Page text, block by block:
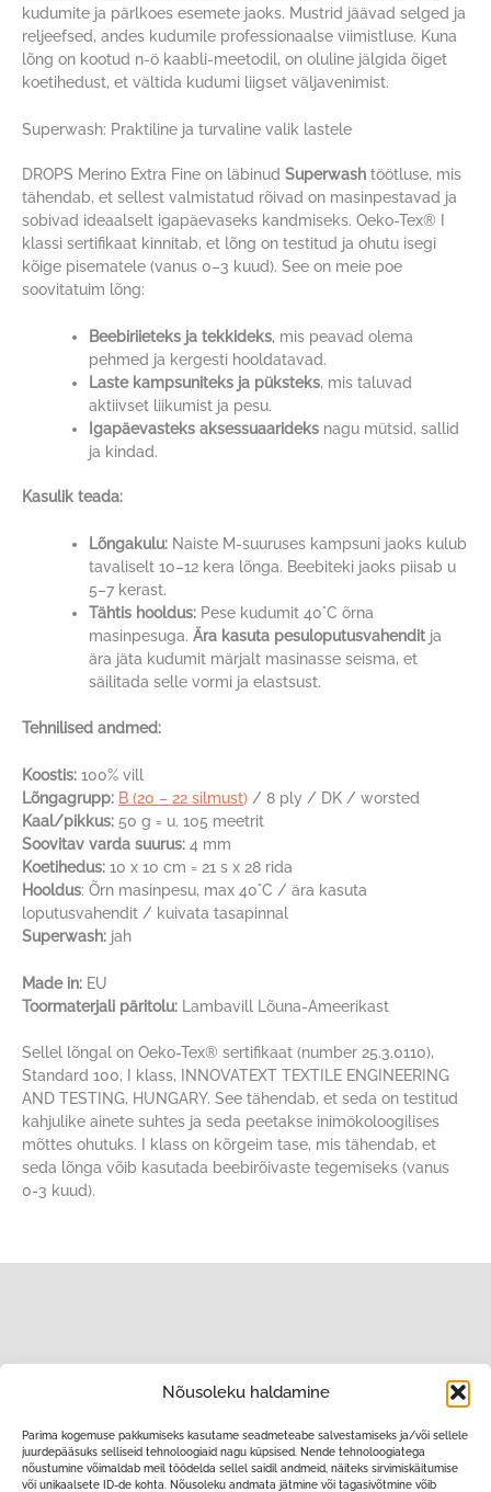
Nõusoleku haldamine
Parima kogemuse pakkumiseks kasutame seadmeteabe salvestamiseks ja/või sellele
juurdepääsuks selliseid tehnoloogiaid nagu küpsised. Nende tehnoloogiatega
nõustumine võimaldab meil töödelda sellel saidil andmeid, näiteks sirvimiskäitumise
või unikaalsete ID-de kohta. Nõusoleku andmata jätmine või tagasivõtmine võib
kudumite ja pärlkoes esemete jaoks. Mustrid jäävad selged ja
reljeefsed, andes kudumile professionaalse viimistluse. Kuna
lõng on kootud n-ö kaabli-meetodil, on oluline jälgida õiget
koetihedust, et vältida kudumi liigset väljavenimist.
Superwash: Praktiline ja turvaline valik lastele
DROPS Merino Extra Fine on läbinud Superwash töötluse, mis
tähendab, et sellest valmistatud rõivad on masinpestavad ja
sobivad ideaalselt igapäevaseks kandmiseks. Oeko-Tex® I
klassi sertifikaat kinnitab, et lõng on testitud ja ohutu isegi
kõige pisematele (vanus 0–3 kuud). See on meie poe
soovitatuim lõng:
Beebiriieteks ja tekkideks, mis peavad olema
pehmed ja kergesti hooldatavad.
Laste kampsuniteks ja püksteks, mis taluvad
aktiivset liikumist ja pesu.
Igapäevasteks aksessuaarideks nagu mütsid, sallid
ja kindad.
Kasulik teada:
Lõngakulu: Naiste M-suuruses kampsuni jaoks kulub
tavaliselt 10–12 kera lõnga. Beebiteki jaoks piisab u
5–7 kerast.
Tähtis hooldus: Pese kudumit 40°C õrna
masinpesuga.Ära kasuta pesuloputusvahendit ja
ära jäta kudumit märjalt masinasse seisma, et
säilitada selle vormi ja elastsust.
Tehnilised andmed:
Koostis: 100% vill
Lõngagrupp: B (20 – 22 silmust) / 8 ply / DK / worsted
Kaal/pikkus: 50 g = u. 105 meetrit
Soovitav varda suurus: 4 mm
Koetihedus: 10 x 10 cm = 21 s x 28 rida
Hooldus: Õrn masinpesu, max 40°C / ära kasuta
loputusvahendit / kuivata tasapinnal
Superwash: jah
Made in: EU
Toormaterjali päritolu: Lambavill Lõuna-Ameerikast
Sellel lõngal on Oeko-Tex® sertifikaat (number 25.3.0110),
Standard 100, I klass, INNOVATEXT TEXTILE ENGINEERING
AND TESTING, HUNGARY. See tähendab, et seda on testitud
kahjulike ainete suhtes ja seda peetakse inimökoloogilises
mõttes ohutuks. I klass on kõrgeim tase, mis tähendab, et
seda lõnga võib kasutada beebirõivaste tegemiseks (vanus
0-3 kuud).